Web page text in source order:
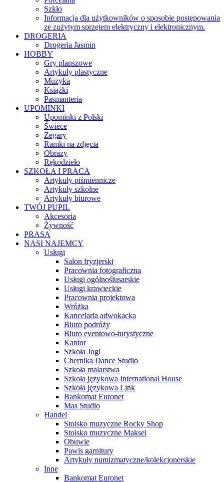
Szkło
Informacja dla użytkowników o sposobie postępowania
ze zużytym sprzętem elektryczny i elektronicznym.
DROGERIA
Drogeria Jasmin
HOBBY
Gry planszowe
Artykuły plastyczne
Muzyka
Książki
Pasmanteria
UPOMINKI
Upominki z Polski
Świece
Zegary
Ramki na zdjęcia
Obrazy
Rękodzieło
SZKOŁA I PRACA
Artykuły piśmiennicze
Artykuły szkolne
Artykuły biurowe
TWÓJ PUPIL
Akcesoria
Żywność
PRASA
NASI NAJEMCY
Usługi
Salon fryzjerski
Pracownia fotograficzna
Usługi ogólnoślusarskie
Usługi krawieckie
Pracownia projektowa
Wróżka
Kancelaria adwokacka
Biuro podróży
Biuro eventowo-turystyczne
Kantor
Szkoła Jogi
Chernika Dance Studio
Szkoła malarstwa
Szkoła językowa International House
Szkoła językowa Link
Bankomat Euronet
Mas Studio
Handel
Stoisko muzyczne Rocky Shop
Stoisko muzyczne Maksel
Obuwie
Pawis garnitury
Artykuły numizmatyczne/kolekcjonerskie
Inne
Bankomat Euronet